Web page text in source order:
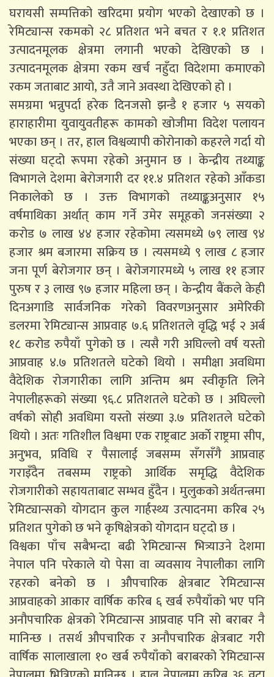
घरायसी सम्पत्तिको खरिदमा प्रयोग भएको देखाएको छ ।
रेमिट्यान्स रकमको २८ प्रतिशत भने बचत र १.१ प्रतिशत
उत्पादनमूलक क्षेत्रमा लगानी भएको देखिएको छ ।
उत्पादनमूलक क्षेत्रमा रकम खर्च नहुँदा विदेशमा कमाएको
रकम जताबाट आयो, उतै जाने अवस्था देखिएको हो ।
समग्रमा भन्नुपर्दा हरेक दिनजसो झन्डै १ हजार ५ सयको
हाराहारीमा युवायुवतीहरू कामको खोजीमा विदेश पलायन
भएका छन् । तर, हाल विश्वव्यापी कोरोनाको कहरले गर्दा यो
संख्या घट्दो रूपमा रहेको अनुमान छ । केन्द्रीय तथ्याङ्क
विभागले देशमा बेरोजगारी दर ११.४ प्रतिशत रहेको आँकडा
निकालेको छ । उक्त विभागको तथ्याङ्कअनुसार १५
वर्षमाथिका अर्थात् काम गर्ने उमेर समूहको जनसंख्या २
करोड ७ लाख ४४ हजार रहेकोमा त्यसमध्ये ७९ लाख ९४
हजार श्रम बजारमा सक्रिय छ । त्यसमध्ये ९ लाख ८ हजार
जना पूर्ण बेरोजगार छन् । बेरोजगारमध्ये ५ लाख ११ हजार
पुरुष र ३ लाख ९७ हजार महिला छन् । केन्द्रीय बैंकले केही
दिनअगाडि सार्वजनिक गरेको विवरणअनुसार अमेरिकी
डलरमा रेमिट्यान्स आप्रवाह ७.६ प्रतिशतले वृद्धि भई २ अर्ब
१८ करोड रुपैयाँ पुगेको छ । त्यसै गरी अघिल्लो वर्ष यस्तो
आप्रवाह ४.७ प्रतिशतले घटेको थियो । समीक्षा अवधिमा
वैदेशिक रोजगारीका लागि अन्तिम श्रम स्वीकृति लिने
नेपालीहरूको संख्या ९६.८ प्रतिशतले घटेको छ । अघिल्लो
वर्षको सोही अवधिमा यस्तो संख्या ३.७ प्रतिशतले घटेको
थियो । अतः गतिशील विश्वमा एक राष्ट्रबाट अर्काे राष्ट्रमा सीप,
अनुभव, प्रविधि र पैसालाई जबसम्म सँगसँगै आप्रवाह
गराइँदैन तबसम्म राष्ट्रको आर्थिक समृद्धि वैदेशिक
रोजगारीको सहायताबाट सम्भव हुँदैन । मुलुकको अर्थतन्त्रमा
रेमिट्यान्सको योगदान कुल गार्हस्थ्य उत्पादनमा करिब २५
प्रतिशत पुगेको छ भने कृषिक्षेत्रको योगदान घट्दो छ ।
विश्वका पाँच सबैभन्दा बढी रेमिट्यान्स भित्र्याउने देशमा
नेपाल पनि परेकाले यो पेसा वा व्यवसाय नेपालीका लागि
रहरको बनेको छ । औपचारिक क्षेत्रबाट रेमिट्यान्स
आप्रवाहको आकार वार्षिक करिब ६ खर्ब रुपैयाँको भए पनि
अनौपचारिक क्षेत्रको रेमिट्यान्स आप्रवाह पनि सो बराबर नै
मानिन्छ । तसर्थ औपचारिक र अनौपचारिक क्षेत्रबाट गरी
वार्षिक सालाखाला १० खर्ब रुपैयाँको बराबरको रेमिट्यान्स